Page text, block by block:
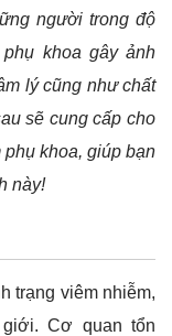
người trong độ
khoa gây ảnh
lý cũng như chất
sẽ cung cấp cho
khoa, giúp bạn
này!
trạng viêm nhiễm,
Cơ quan tổn